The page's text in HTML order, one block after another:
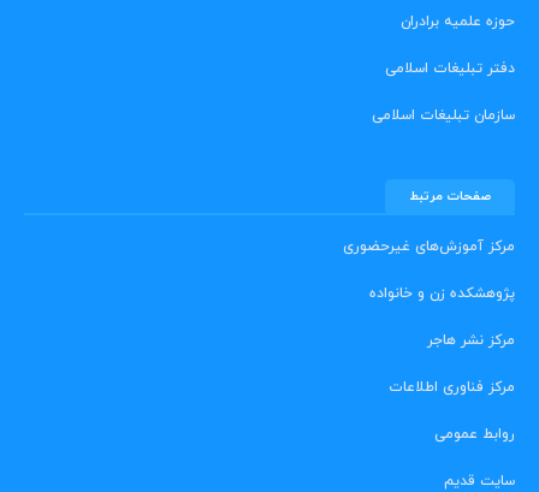
حوزه علمیه برادران
دفتر تبلیغات اسلامی
سازمان تبلیغات اسلامی
صفحات مرتبط
مرکز آموزش‌های غیرحضوری
پژوهشکده زن و خانواده
مرکز نشر هاجر
مرکز فناوری اطلاعات
روابط عمومی
سایت قدیم